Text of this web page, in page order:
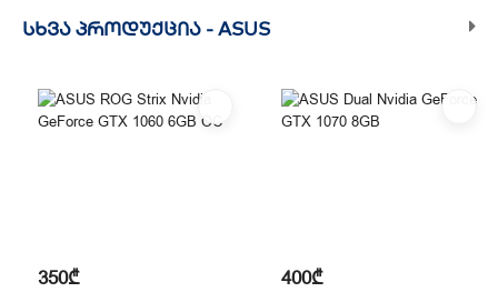
ᲡᲮᲕᲐ ᲞᲠᲝᲓᲣᲥᲪᲘᲐ -ASUS
350₾ 400₾